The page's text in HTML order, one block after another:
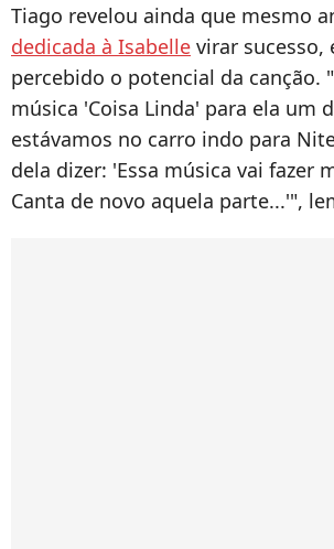
Tiago revelou ainda que mesmo
dedicada à Isabelle virar sucesso,
percebido o potencial da canção.
música 'Coisa Linda' para ela um
estávamos no carro indo para
dela dizer: 'Essa música vai fazer
Canta de novo aquela parte...'",